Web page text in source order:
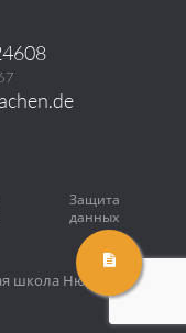
Защита
данных
школа Нюрнберг